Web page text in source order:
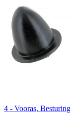
4 - Vooras, Besturing